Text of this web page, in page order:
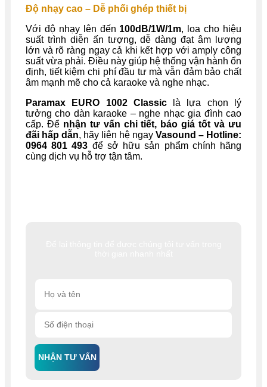
NHẬN TƯ VẤN
Độ nhạy cao – Dễ phối ghép thiết bị
Với độ nhạy lên đến 100dB/1W/1m, loa cho hiệu
suất trình diễn ấn tượng, dễ dàng đạt âm lượng
lớn và rõ ràng ngay cả khi kết hợp với amply công
suất vừa phải. Điều này giúp hệ thống vận hành ổn
định, tiết kiệm chi phí đầu tư mà vẫn đảm bảo chất
âm mạnh mẽ cho cả karaoke và nghe nhạc.
Paramax EURO 1002 Classiclà lựa chọn lý
tưởng cho dàn karaoke – nghe nhạc gia đình cao
cấp. Để nhận tư vấn chi tiết, báo giá tốt và ưu
đãi hấp dẫn, hãy liên hệ ngay Vasound – Hotline:
0964 801 493 để sở hữu sản phẩm chính hãng
cùng dịch vụ hỗ trợ tận tâm.